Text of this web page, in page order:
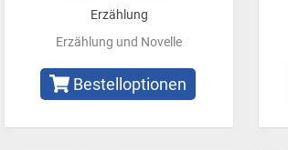
Erzählung
Erzählung und Novelle
Bestelloptionen